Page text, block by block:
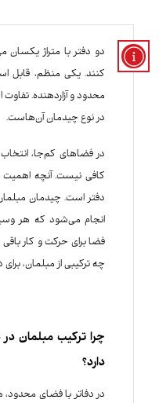
دو دفتر با متراژ یکسان
کنند. یکی منظم، قابل
محدود و آزاردهنده.
در نوع چیدمان آن‌هاست.
در فضاهای کم‌جا،
کافی نیست. آنچه اهمیت
دفتر است. چیدمان
انجام می‌شود که هر
فضا برای حرکت و کار باقی
چه ترکیبی از مبلمان،
چرا ترکیب مبلمان
دارد؟
در دفاتر با فضای